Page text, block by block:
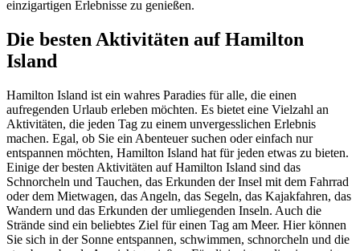
einzigartigen Erlebnisse zu genießen.
Die besten Aktivitäten auf Hamilton
Island
Hamilton Island ist ein wahres Paradies für alle, die einen
aufregenden Urlaub erleben möchten. Es bietet eine Vielzahl an
Aktivitäten, die jeden Tag zu einem unvergesslichen Erlebnis
machen. Egal, ob Sie ein Abenteuer suchen oder einfach nur
entspannen möchten, Hamilton Island hat für jeden etwas zu bieten.
Einige der besten Aktivitäten auf Hamilton Island sind das
Schnorcheln und Tauchen, das Erkunden der Insel mit dem Fahrrad
oder dem Mietwagen, das Angeln, das Segeln, das Kajakfahren, das
Wandern und das Erkunden der umliegenden Inseln. Auch die
Strände sind ein beliebtes Ziel für einen Tag am Meer. Hier können
Sie sich in der Sonne entspannen, schwimmen, schnorcheln und die